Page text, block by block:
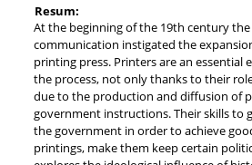
Resum:
At the beginning of the 19th century
communication instigated the
printing press. Printers are an essential
the process, not only thanks to their
due to the production and diffusion of
government instructions. Their skills to
the government in order to achieve
printings, make them keep certain